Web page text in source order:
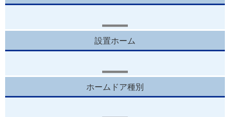
設置ホーム
ホームドア種別